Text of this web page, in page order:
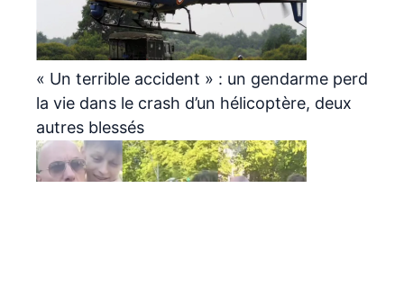
« Un terrible accident » : un gendarme perd
la vie dans le crash d’un hélicoptère, deux
autres blessés